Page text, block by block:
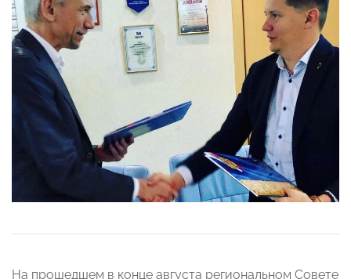
На прошедшем в конце августа региональном Совете